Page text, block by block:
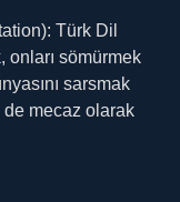
Türk Dil
onları sömürmek
sarsmak
de mecaz olarak